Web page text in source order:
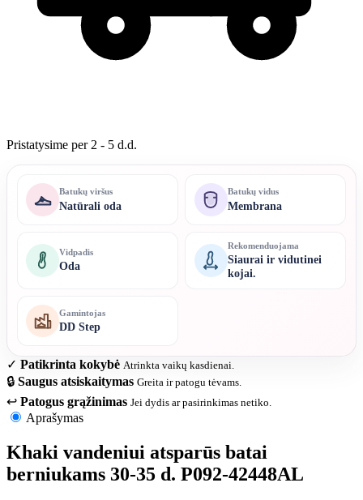
Pristatysime per 2 - 5 d.d.
Batukų viršus
Natūrali oda
Batukų vidus
Membrana
Vidpadis
Oda
Rekomenduojama
Siaurai ir vidutinei
kojai.
Gamintojas
DD Step
✓ Patikrinta kokybė Atrinkta vaikų kasdienai.
🔒 Saugus atsiskaitymas Greita ir patogu tėvams.
↩ Patogus grąžinimas Jei dydis ar pasirinkimas netiko.
Aprašymas
Khaki vandeniui atsparūs batai
berniukams 30-35 d. P092-42448AL